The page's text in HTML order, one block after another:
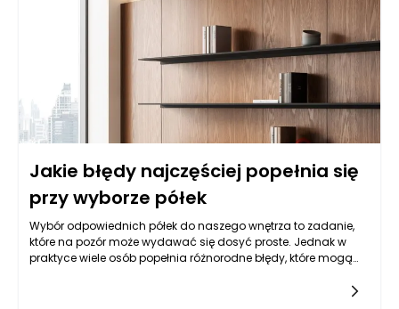
drewniane Rzeszów z dodatkami metalowymi, aby uzyskać
efekt elegancji połączonej z nowoczesnym designem,
jednocześnie zachowując komfort użytkowania i trwałość.
Takie połączenia pozwalają tworzyć konstrukcje
indywidualne, dopasowane do stylu wnętrza oraz
funkcjonalnych potrzeb domowników, co czyni je
rozwiązaniem niezwykle uniwersalnym.
Jakie błędy najczęściej popełnia się
przy wyborze półek
Wybór odpowiednich półek do naszego wnętrza to zadanie,
które na pozór może wydawać się dosyć proste. Jednak w
praktyce wiele osób popełnia różnorodne błędy, które mogą
danego pomieszczenia. Warto zatem przyjrzeć się najczęściej